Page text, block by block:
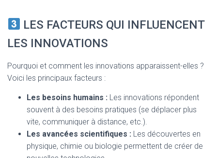
LES FACTEURS QUI INFLUENCENT
LES INNOVATIONS
Pourquoi et comment les innovations apparaissent-elles ?
Voici les principaux facteurs :
Les besoins humains : Les innovations répondent
souvent à des besoins pratiques (se déplacer plus
vite, communiquer à distance, etc.).
Les avancées scientifiques : Les découvertes en
physique, chimie ou biologie permettent de créer de